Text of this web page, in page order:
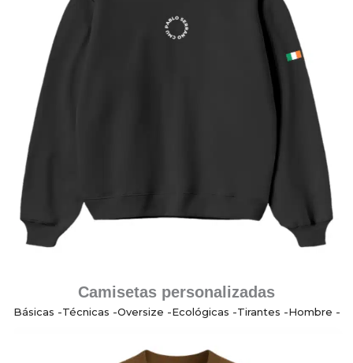
Camisetas personalizadas
Básicas -Técnicas -Oversize -Ecológicas -Tirantes -Hombre -